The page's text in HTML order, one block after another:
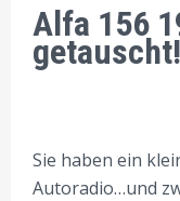
Alfa 156
getauscht!
Sie haben ein
Autoradio…und